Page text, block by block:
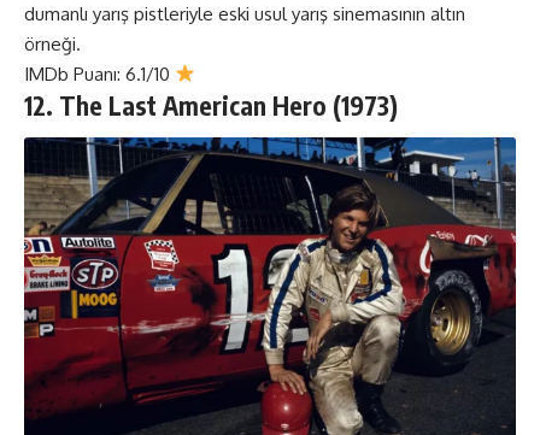
dumanlı yarış pistleriyle eski usul yarış sinemasının altın
örneği.
IMDb Puanı: 6.1/10
12. The Last American Hero (1973)